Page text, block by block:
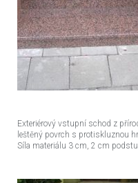
Exteriérový vstupní schod z
leštěný povrch s protiskluznou
Síla materiálu 3 cm, 2 cm